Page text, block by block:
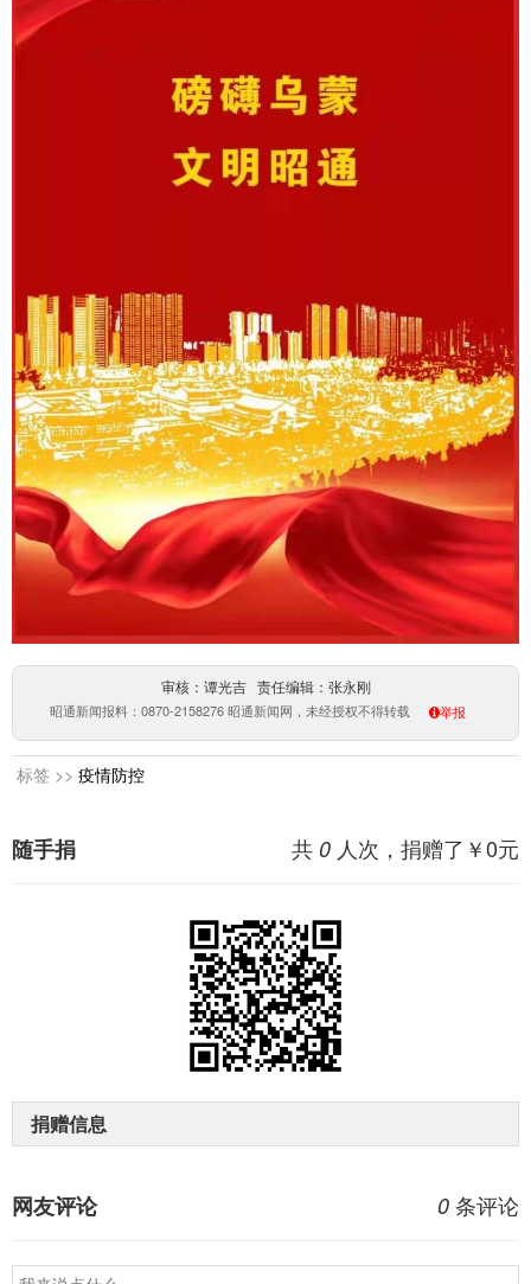
审核：谭光吉 责任编辑：张永刚
昭通新闻报料：0870-2158276 昭通新闻网，未经授权不得转载 举报
标签 >> 疫情防控
共 0 人次，捐赠了￥0元
随手捐
捐赠信息
0 条评论
网友评论